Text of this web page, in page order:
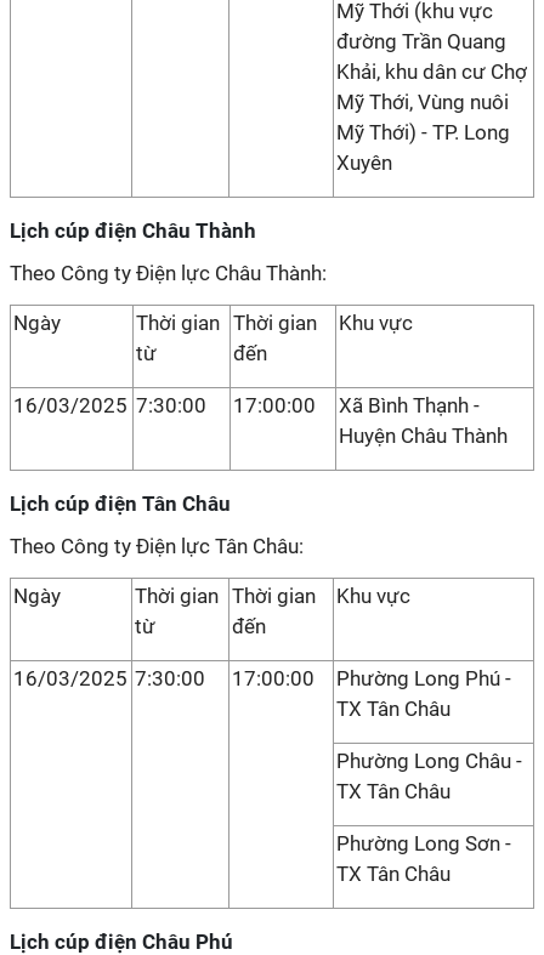
Mỹ Thới (khu vực
đường Trần Quang
Khải, khu dân cư Chợ
Mỹ Thới, Vùng nuôi
Mỹ Thới) - TP. Long
Xuyên
Lịch cúp điện Châu Thành
Theo Công ty Điện lực Châu Thành:
Ngày
Thời gian
từ
Thời gian
đến
Khu vực
16/03/2025 7:30:00 17:00:00
Xã Bình Thạnh -
Huyện Châu Thành
Lịch cúp điện Tân Châu
Theo Công ty Điện lực Tân Châu:
Ngày
Thời gian
từ
Thời gian
đến
Khu vực
16/03/2025 7:30:00 17:00:00
Phường Long Phú -
TX Tân Châu
Phường Long Châu -
TX Tân Châu
Phường Long Sơn -
TX Tân Châu
Lịch cúp điện Châu Phú